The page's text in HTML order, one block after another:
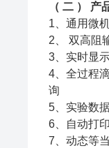
（ 二 ） 产
1、通用微
2、 双高阻
3、实时显
4、全过程
询
5、实验数
6、自动打
7、动态等